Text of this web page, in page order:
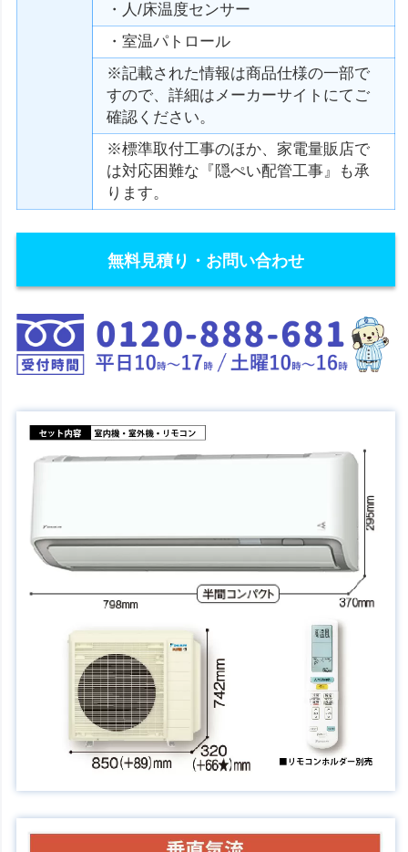
・人/床温度センサー
・室温パトロール
※記載された情報は商品仕様の一部で
すので、詳細はメーカーサイトにてご
確認ください。
※標準取付工事のほか、家電量販店で
は対応困難な『隠ぺい配管工事』も承
ります。
無料見積り・お問い合わせ